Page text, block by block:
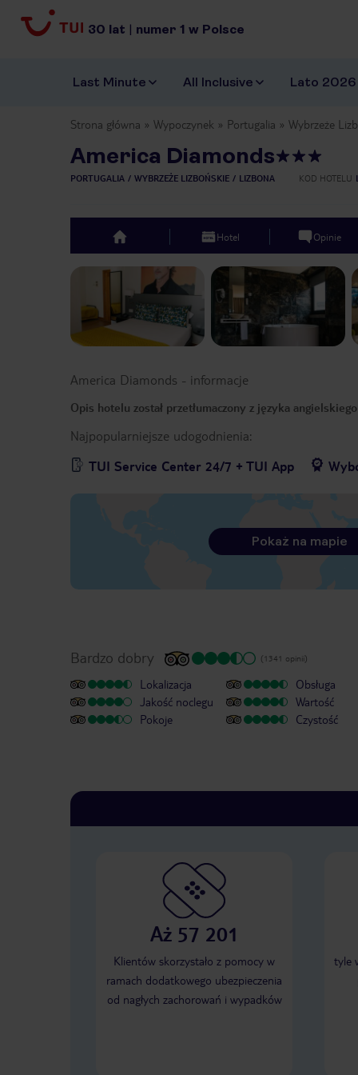
30 lat | numer 1 w Polsce
Last Minute All Inclusive Lato 2026
Strona główna Wypoczynek Portugalia Wybrzeże
America Diamonds
PORTUGALIA WYBRZEŻE LIZBOŃSKIE LIZBONA KOD HOTELU
top Hotel Opinie
Previous slide
America Diamonds - informacje
Opis hotelu został przetłumaczony z języka
Najpopularniejsze udogodnienia:
TUI Service Center 24/7 + TUI App
Pokaż na mapie
Bardzo dobry (1341 opinii)
Lokalizacja
Jakość noclegu
Pokoje
Obsługa
Wartość
Czystość
Aż 57 201
Klientów skorzystało z pomocy w
ramach dodatkowego ubezpieczenia
od nagłych zachorowań i wypadków
tyle